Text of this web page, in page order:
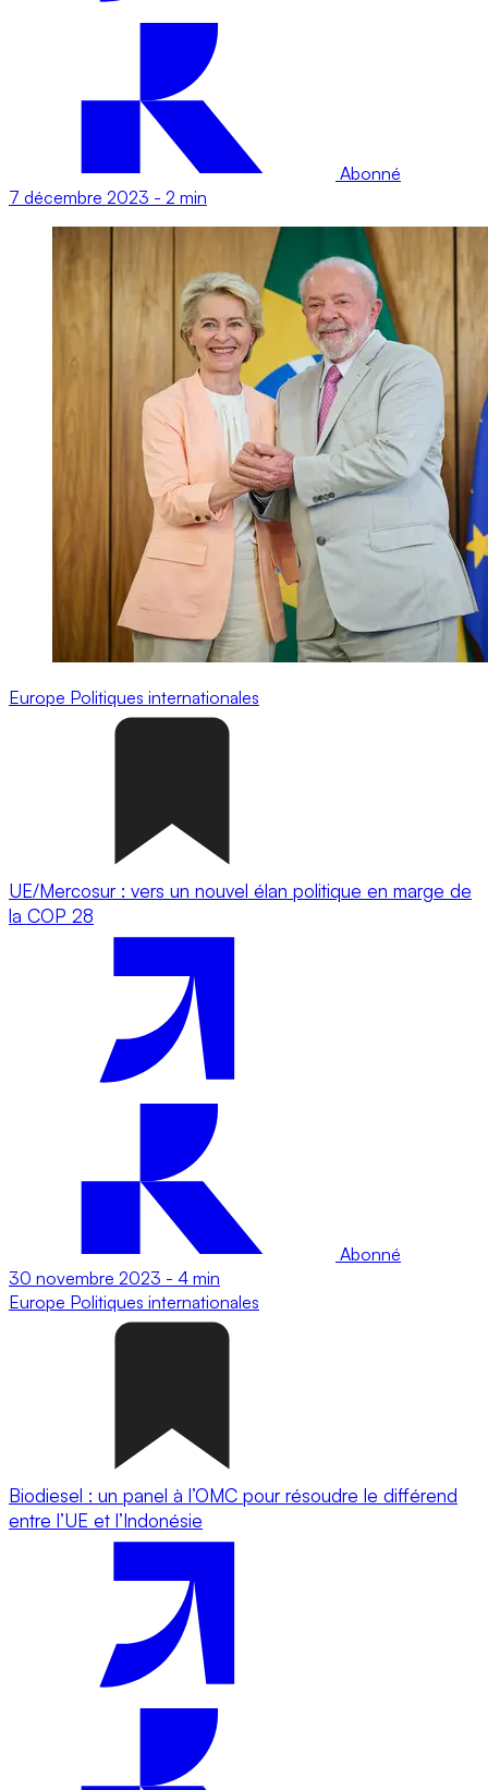
Abonné
7 décembre 2023 - 2 min
Europe Politiques internationales
UE/Mercosur : vers un nouvel élan politique en marge de
la COP 28
Abonné
30 novembre 2023 - 4 min
Europe Politiques internationales
Biodiesel : un panel à l’OMC pour résoudre le différend
entre l’UE et l’Indonésie